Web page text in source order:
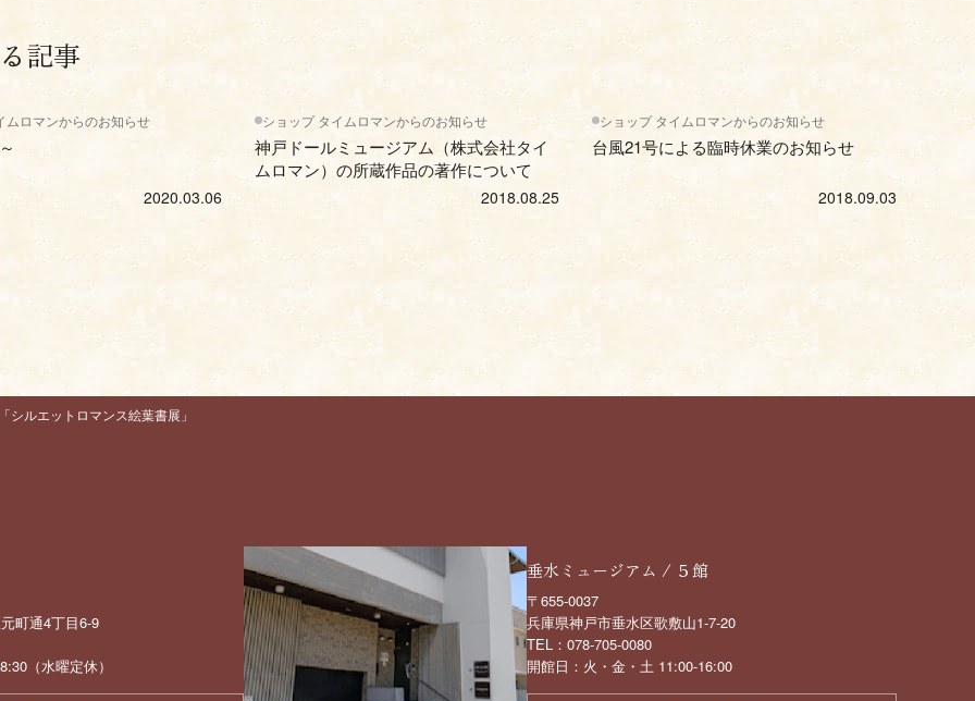
記事
ムロマンからのお知らせ
2020.03.06
ショップ タイムロマンからのお知らせ
神戸ドールミュージアム（株式会社タイ
ムロマン）の所蔵作品の著作について
2018.08.25
ショップ タイムロマンからのお知らせ
台風21号による臨時休業のお知らせ
2018.09.03
シルエットロマンス絵葉書展」
町通4丁目6-9
（水曜定休）
垂水ミュージアム / ５館
〒655-0037
兵庫県神戸市垂水区歌敷山1-7-20
TEL：078-705-0080
開館日：火・金・土 11:00-16:00